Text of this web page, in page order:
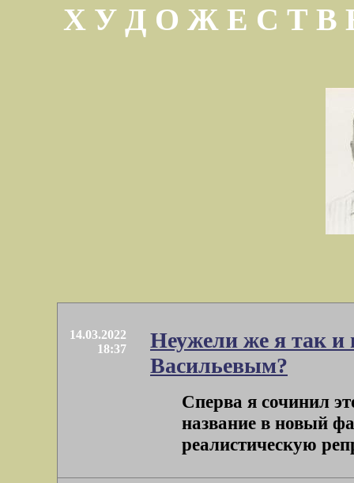
Х У Д О Ж Е С Т
14.03.2022
18:37
Неужели же я так и
Васильевым?
Сперва я сочинил
название в новый
реалистическую